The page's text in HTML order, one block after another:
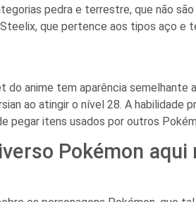
pedra e terrestre, que não
que pertence aos tipos aço e
do anime tem aparência semelhante
ao atingir o nível 28. A habilidade
pegar itens usados por outros
Pokémon aqui